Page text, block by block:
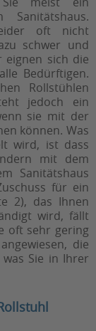
oft nicht
schwer und
eignen sich die
Bedürftigen.
Rollstühlen
jedoch ein
sie mit der
können. Was
wird, ist dass
mit dem
Sanitätshaus
für ein
2), das Ihnen
wird, fällt
oft sehr gering
die
Sie in Ihrer